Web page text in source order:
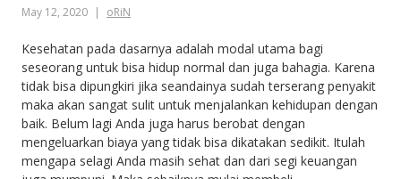
May 12, 2020 oRiN
Kesehatan pada dasarnya adalah modal utama bagi
seseorang untuk bisa hidup normal dan juga bahagia. Karena
tidak bisa dipungkiri jika seandainya sudah terserang penyakit
maka akan sangat sulit untuk menjalankan kehidupan dengan
baik. Belum lagi Anda juga harus berobat dengan
mengeluarkan biaya yang tidak bisa dikatakan sedikit. Itulah
mengapa selagi Anda masih sehat dan dari segi keuangan